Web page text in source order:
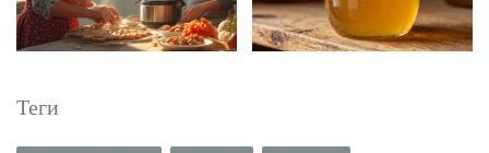
Теги